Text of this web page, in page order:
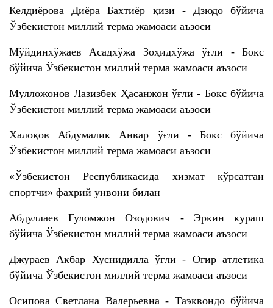
Келдиёрова Диёра Бахтиёр қизи - Дзюдо бўйича
Ўзбекистон миллий терма жамоаси аъзоси
Мўйдинхўжаев Асадхўжа Зоҳидхўжа ўғли - Бокс
бўйича Ўзбекистон миллий терма жамоаси аъзоси
Мулложонов Лазизбек Ҳасанжон ўғли - Бокс бўйича
Ўзбекистон миллий терма жамоаси аъзоси
Халоқов Абдумалик Анвар ўғли - Бокс бўйича
Ўзбекистон миллий терма жамоаси аъзоси
«Ўзбекистон Республикасида хизмат кўрсатган
спортчи» фахрий унвони билан
Абдуллаев Гуломжон Озодович - Эркин кураш
бўйича Ўзбекистон миллий терма жамоаси аъзоси
Джураев Акбар Хуснидилла ўғли - Оғир атлетика
бўйича Ўзбекистон миллий терма жамоаси аъзоси
Осипова Светлана Валерьевна - Таэквондо бўйича